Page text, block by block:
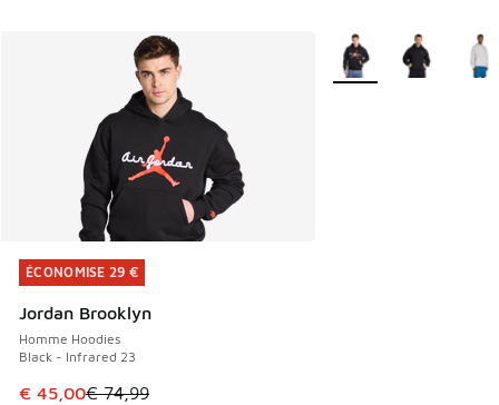
ÉCONOMISE 29 €
Jordan Brooklyn
Homme Hoodies
Black - Infrared 23
Cet article est en promotion. Prix en baisse de € 74,99 à
€ 45,00€ 74,99
ÉCONOMISE 29 €
Plus de couleurs